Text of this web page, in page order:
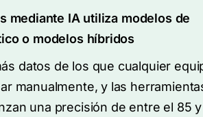
mediante IA utiliza modelos de
o modelos híbridos
datos de los que cualquier
manualmente, y las
una precisión de entre el 85